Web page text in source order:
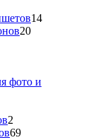
1414
2020
фото и
2
товара
6969